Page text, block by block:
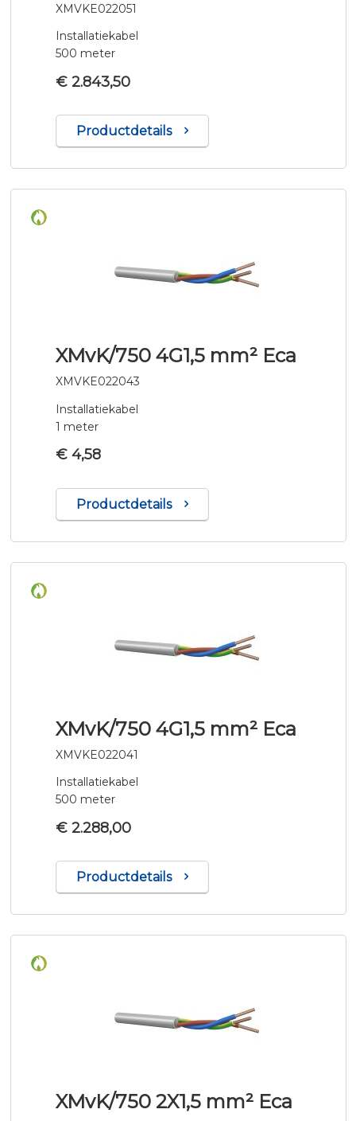
XMVKE022051
Installatiekabel
500 meter
€ 2.843,50
Productdetails
XMvK/750 4G1,5 mm² Eca
XMVKE022043
Installatiekabel
1 meter
€ 4,58
Productdetails
XMvK/750 4G1,5 mm² Eca
XMVKE022041
Installatiekabel
500 meter
€ 2.288,00
Productdetails
XMvK/750 2X1,5 mm² Eca